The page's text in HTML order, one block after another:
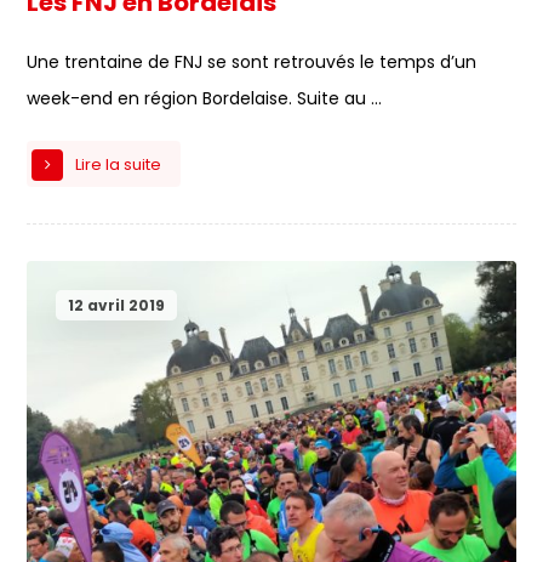
Une trentaine de FNJ se sont retrouvés le temps d’un
week-end en région Bordelaise. Suite au ...
Lire la suite
12 avril 2019